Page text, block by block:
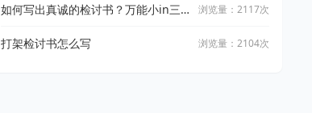
如何写出真诚的检讨书？万能小in三
浏览量：2117次
打架检讨书怎么写 浏览量：2104次